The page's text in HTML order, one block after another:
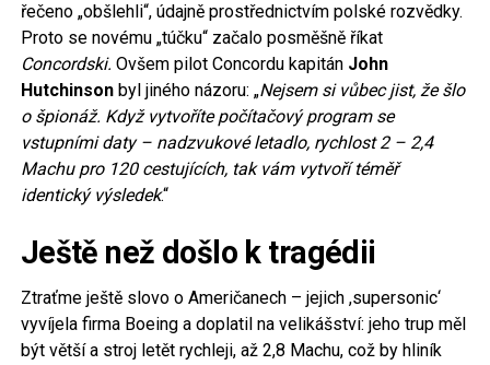
řečeno „obšlehli“, údajně prostřednictvím polské rozvědky.
Proto se novému „túčku“ začalo posměšně říkat
Concordski. Ovšem pilot Concordu kapitán John
Hutchinsonbyl jiného názoru: „Nejsem si vůbec jist, že šlo
o špionáž. Když vytvoříte počítačový program se
vstupními daty – nadzvukové letadlo, rychlost 2 – 2,4
Machu pro 120 cestujících, tak vám vytvoří téměř
identický výsledek.“
Ještě než došlo k tragédii
Ztraťme ještě slovo o Američanech – jejich ,supersonic‘
vyvíjela firma Boeing a doplatil na velikášství: jeho trup měl
být větší a stroj letět rychleji, až 2,8 Machu, což by hliník